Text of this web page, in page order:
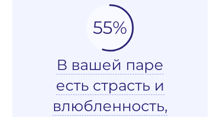
55%
В вашей паре
есть страсть и
влюбленность,